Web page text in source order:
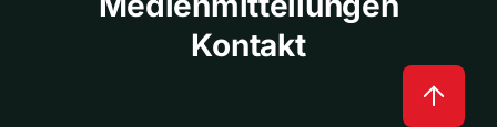
Kontakt